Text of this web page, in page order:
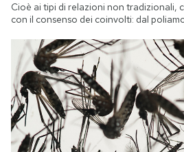
Cioè ai tipi di relazioni non tradizionali,
con il consenso dei coinvolti: dal